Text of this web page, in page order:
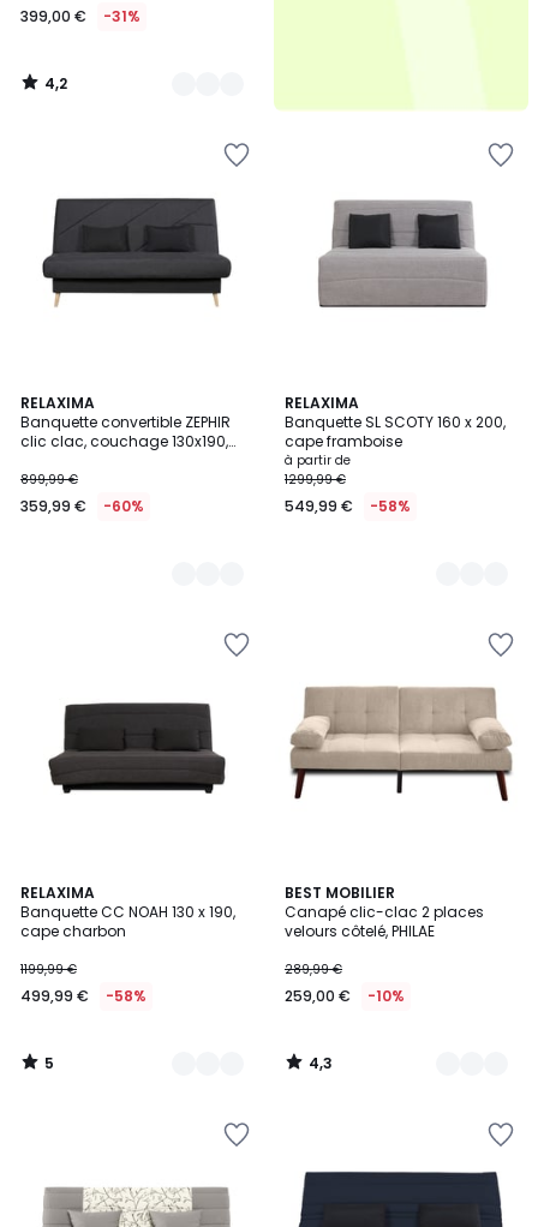
399,00 € -31%
4,2
/
RELAXIMA
Banquette convertible ZEPHIR
clic clac, couchage 130x190,
anthracite
899,99 €
359,99 € -60%
2
Couleurs
RELAXIMA
Banquette SL SCOTY 160 x 200,
cape framboise
à partir de
1299,99 €
549,99 € -58%
3
Couleurs
RELAXIMA
Banquette CC NOAH 130 x 190,
cape charbon
1199,99 €
499,99 € -58%
5
/
5
3
Couleurs
5
/
BEST MOBILIER
Canapé clic-clac 2 places
velours côtelé, PHILAE
289,99 €
259,00 € -10%
4,3
/ 5
3
Couleurs
4,3
/